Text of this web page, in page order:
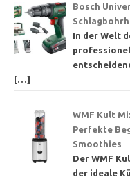
Bosch
In der Welt
[…]
WMF Kult
Perfekte
Smoothies
Der WMF
der ideale